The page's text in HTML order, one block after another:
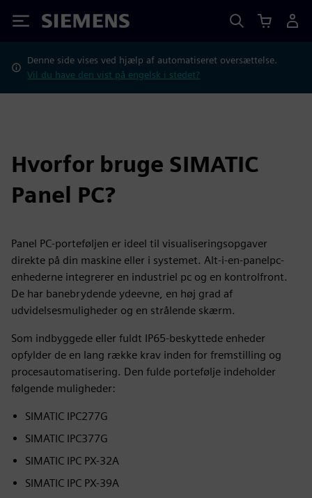
Siemens
Denne side vises ved hjælp af automatiseret oversættelse.
Vil du have den vist på engelsk i stedet?
Hvorfor bruge SIMATIC
Panel PC?
Panel PC-porteføljen er ideel til visualiseringsopgaver
direkte på din maskine eller i systemet. Alt-i-en-panelpc-
enhederne integrerer en industriel pc og en kontrolfront.
De har banebrydende ydeevne, en høj grad af
udvidelsesmuligheder og en strålende skærm.
Som indbyggede eller fuldt IP65-beskyttede enheder
opfylder de en lang række krav inden for fremstilling og
procesautomatisering. Den fulde portefølje indeholder
følgende muligheder:
SIMATIC IPC277G
SIMATIC IPC377G
SIMATIC IPC PX-32A
SIMATIC IPC PX-39A